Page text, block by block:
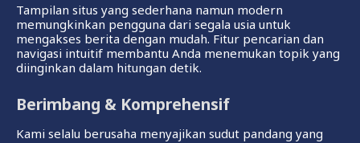
Tampilan situs yang sederhana namun modern
memungkinkan pengguna dari segala usia untuk
mengakses berita dengan mudah. Fitur pencarian dan
navigasi intuitif membantu Anda menemukan topik yang
diinginkan dalam hitungan detik.
Berimbang & Komprehensif
Kami selalu berusaha menyajikan sudut pandang yang